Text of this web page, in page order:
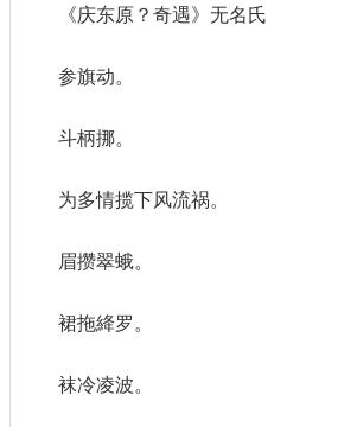
《庆东原？奇遇》无名氏
参旗动。
斗柄挪。
为多情揽下风流祸。
眉攒翠蛾。
裙拖絳罗。
袜冷凌波。